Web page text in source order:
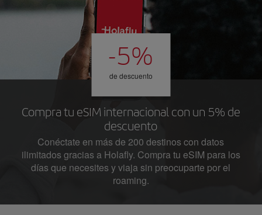
-5%
de descuento
Compra tu eSIM internacional con un 5% de
descuento
Conéctate en más de 200 destinos con datos
ilimitados gracias a Holafly. Compra tu eSIM para los
días que necesites y viaja sin preocuparte por el
roaming.